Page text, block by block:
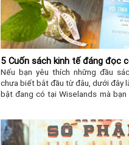
5 Cuốn sách kinh tế đáng đọc
Nếu bạn yêu thích những đầu
chưa biết bắt đầu từ đâu, dưới đây
bật đang có tại Wiselands mà bạn